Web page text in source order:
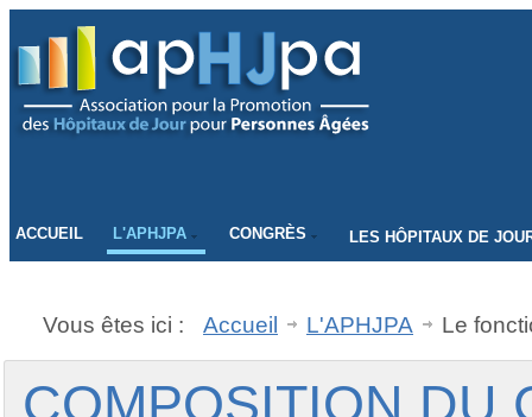
ACCUEIL L'APHJPA CONGRÈS LES HÔPITAUX DE
Vous êtes ici : Accueil L'APHJPA Le
COMPOSITION DU